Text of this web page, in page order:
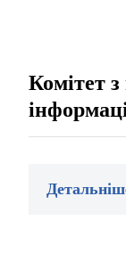
Комітет